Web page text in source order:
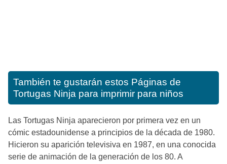
También te gustarán estos Páginas de
Tortugas Ninja para imprimir para niños
Las Tortugas Ninja aparecieron por primera vez en un
cómic estadounidense a principios de la década de 1980.
Hicieron su aparición televisiva en 1987, en una conocida
serie de animación de la generación de los 80. A